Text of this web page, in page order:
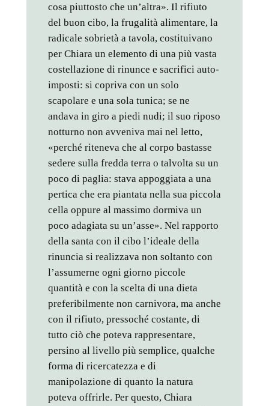
cosa piuttosto che un’altra». Il rifiuto
del buon cibo, la frugalità alimentare, la
radicale sobrietà a tavola, costituivano
per Chiara un elemento di una più vasta
costellazione di rinunce e sacrifici auto-
imposti: si copriva con un solo
scapolare e una sola tunica; se ne
andava in giro a piedi nudi; il suo riposo
notturno non avveniva mai nel letto,
«perché riteneva che al corpo bastasse
sedere sulla fredda terra o talvolta su un
poco di paglia: stava appoggiata a una
pertica che era piantata nella sua piccola
cella oppure al massimo dormiva un
poco adagiata su un’asse». Nel rapporto
della santa con il cibo l’ideale della
rinuncia si realizzava non soltanto con
l’assumerne ogni giorno piccole
quantità e con la scelta di una dieta
preferibilmente non carnivora, ma anche
con il rifiuto, pressoché costante, di
tutto ciò che poteva rappresentare,
persino al livello più semplice, qualche
forma di ricercatezza e di
manipolazione di quanto la natura
poteva offrirle. Per questo, Chiara